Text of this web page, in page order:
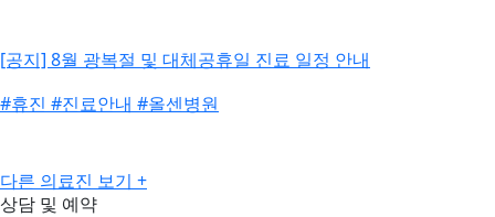
[공지] 8월 광복절 및 대체공휴일 진료 일정 안내
#휴진 #진료안내 #올센병원
다른 의료진 보기 +
상담 및 예약